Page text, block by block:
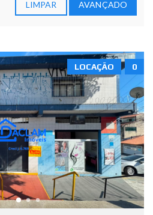
LIMPAR AVANÇADO
0
LOCAÇÃO